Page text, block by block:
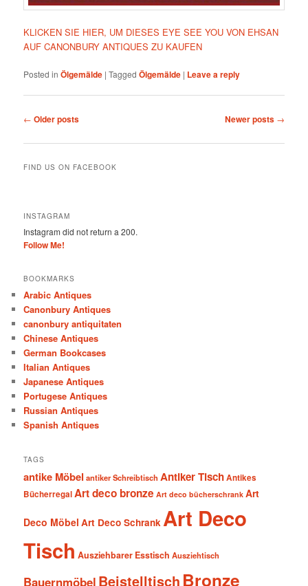
KLICKEN SIE HIER, UM DIESES EYE SEE YOU VON EHSAN
AUF CANONBURY ANTIQUES ZU KAUFEN
Posted in Ölgemälde |Tagged Ölgemälde | Leave a reply
Post
← Older posts Newer posts →
FIND US ON FACEBOOK
INSTAGRAM
Instagram did not return a 200.
Follow Me!
BOOKMARKS
Arabic Antiques
Canonbury Antiques
canonbury antiquitaten
Chinese Antiques
German Bookcases
Italian Antiques
Japanese Antiques
Portugese Antiques
Russian Antiques
Spanish Antiques
TAGS
antike Möbel antiker Schreibtisch Antiker TischAntikes
BücherregalArt deco bronze Art deco bücherschrank Art
Deco Möbel Art Deco Schrank Art Deco
Tisch Ausziehbarer Esstisch Ausziehtisch
Bauernmöbel Beistelltisch Bronze